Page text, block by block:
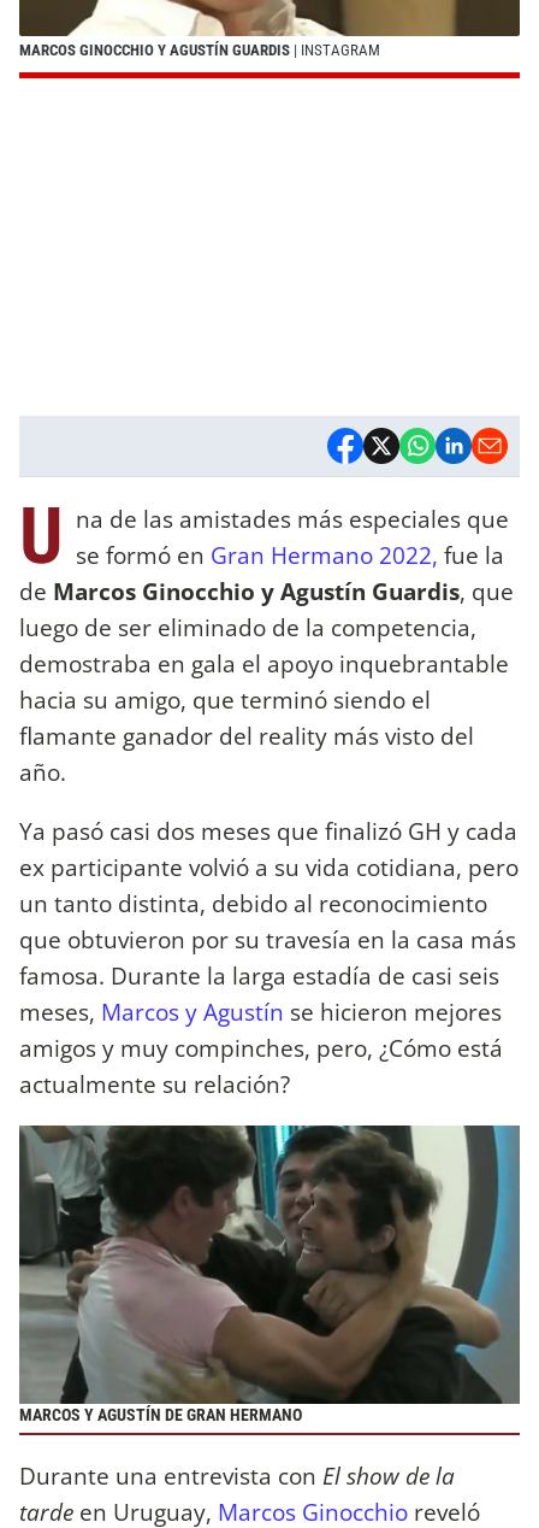
MARCOS GINOCCHIO Y AGUSTÍN GUARDIS | INSTAGRAM
U na de las amistades más especiales que
se formó en Gran Hermano 2022, fue la
de Marcos Ginocchio y Agustín Guardis, que
luego de ser eliminado de la competencia,
demostraba en gala el apoyo inquebrantable
hacia su amigo, que terminó siendo el
flamante ganador del reality más visto del
año.
Ya pasó casi dos meses que finalizó GH y cada
ex participante volvió a su vida cotidiana, pero
un tanto distinta, debido al reconocimiento
que obtuvieron por su travesía en la casa más
famosa. Durante la larga estadía de casi seis
meses, Marcos y Agustín se hicieron mejores
amigos y muy compinches, pero, ¿Cómo está
actualmente su relación?
MARCOS Y AGUSTÍN DE GRAN HERMANO
Durante una entrevista con El show de la
tarde en Uruguay, Marcos Ginocchio reveló